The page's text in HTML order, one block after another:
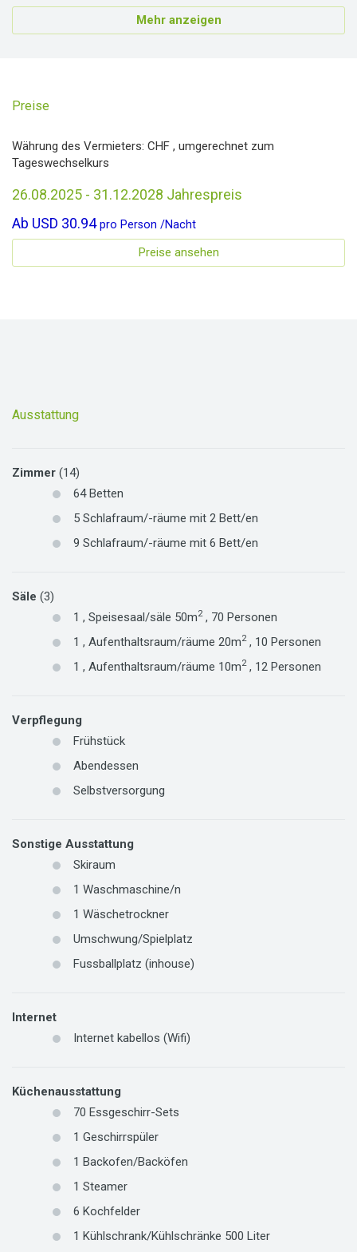
Mehr anzeigen
Preise
Währung des Vermieters: CHF , umgerechnet zum
Tageswechselkurs
26.08.2025 - 31.12.2028 Jahrespreis
Ab USD 30.94pro Person /Nacht
Preise ansehen
Ausstattung
Zimmer (14)
64Betten
5 Schlafraum/-räume mit 2 Bett/en
9 Schlafraum/-räume mit 6 Bett/en
Säle (3)
1 , Speisesaal/säle 50m2 , 70 Personen
1 , Aufenthaltsraum/räume 20m2 , 10 Personen
1 , Aufenthaltsraum/räume 10m2 , 12 Personen
Verpflegung
Frühstück
Abendessen
Selbstversorgung
Sonstige Ausstattung
Skiraum
1 Waschmaschine/n
1 Wäschetrockner
Umschwung/Spielplatz
Fussballplatz (inhouse)
Internet
Internet kabellos (Wifi)
Küchenausstattung
70 Essgeschirr-Sets
1 Geschirrspüler
1 Backofen/Backöfen
1 Steamer
6 Kochfelder
1 Kühlschrank/Kühlschränke 500 Liter